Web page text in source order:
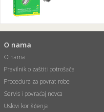
kosu
O nama
O nama
Pravilnik o zaštiti potrošača
Procedura za povrat robe
Servis i povraćaj novca
Uslovi korišćenja